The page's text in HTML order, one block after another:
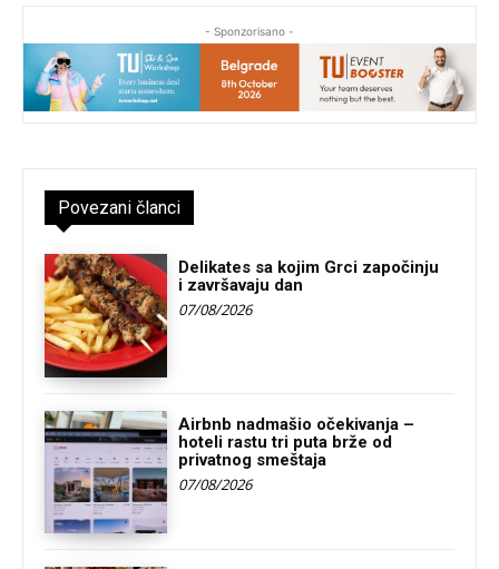
- Sponzorisano -
Povezani članci
Delikates sa kojim Grci započinju
i završavaju dan
07/08/2026
Airbnb nadmašio očekivanja –
hoteli rastu tri puta brže od
privatnog smeštaja
07/08/2026